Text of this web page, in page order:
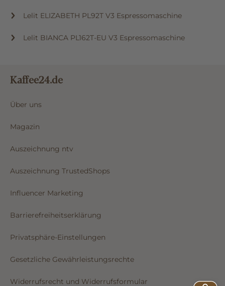
Lelit ELIZABETH PL92T V3 Espressomaschine
Lelit BIANCA PL162T-EU V3 Espressomaschine
Kaffee24.de
Über uns
Magazin
Auszeichnung ntv
Auszeichnung TrustedShops
Influencer Marketing
Barrierefreiheitserklärung
Privatsphäre-Einstellungen
Gesetzliche Gewährleistungsrechte
Widerrufsrecht und Widerrufsformular